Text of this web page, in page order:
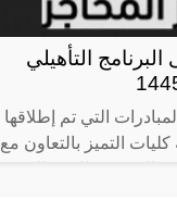
التأهيلي
التي تم إطلاقها
التميز بالتعاون مع